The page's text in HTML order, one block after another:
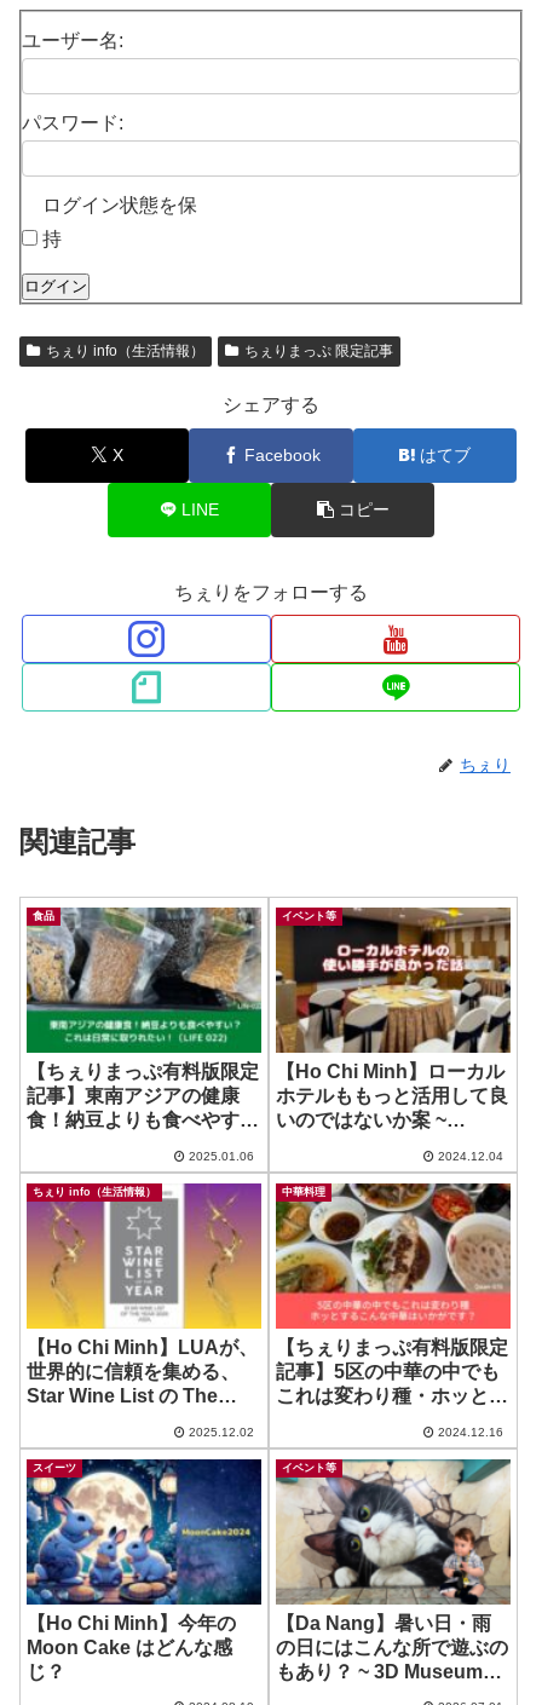
ユーザー名:
パスワード:
ログイン状態を保
持
ログイン
ちぇり info（生活情報） ちぇりまっぷ 限定記事
シェアする
X Facebook はてブ
LINE コピー
ちぇりをフォローする
ちぇり
関連記事
食品
【ちぇりまっぷ有料版限定
記事】東南アジアの健康
食！納豆よりも食べやす
い！
2025.01.06
イベント等
【Ho Chi Minh】ローカル
ホテルももっと活用して良
いのではないか案 ~
Spa
2024.12.04
ちぇり info（生活情報）
【Ho Chi Minh】LUAが、
世界的に信頼を集める、
Star Wine List の The
Medal 受賞！
2025.12.02
中華料理
【ちぇりまっぷ有料版限定
記事】5区の中華の中でも
これは変わり種・ホッとす
す？
2024.12.16
スイーツ
【Ho Chi Minh】今年の
Moon Cake はどんな感
じ？
イベント等
【Da Nang】暑い日・雨
の日にはこんな所で遊ぶの
もあり？ ~ 3D Museum